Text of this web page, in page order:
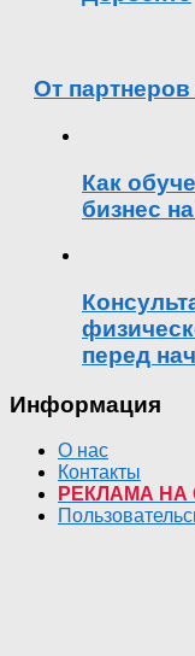
От партнеров
Как
бизнес
перед
Информация
О нас
Контакты
РЕКЛАМА НА